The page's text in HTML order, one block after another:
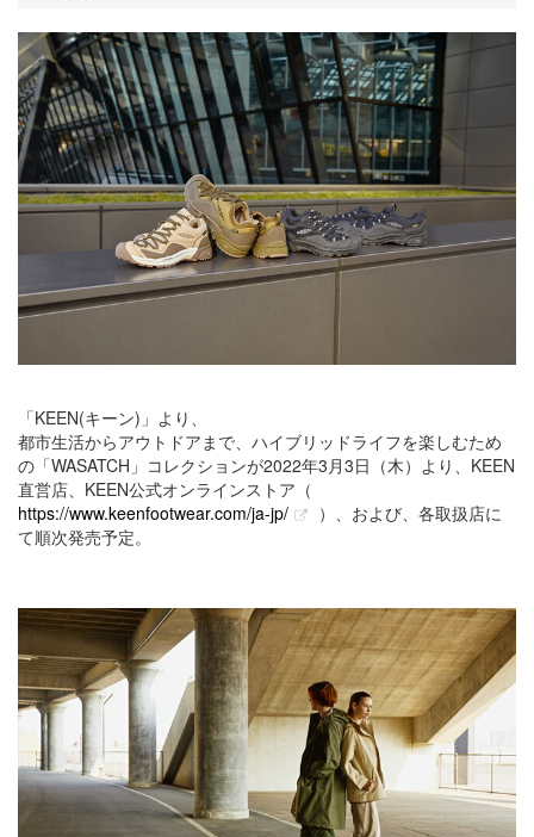
「KEEN(キーン)」より、
都市生活からアウトドアまで、ハイブリッドライフを楽しむため
の「WASATCH」コレクションが2022年3月3日（木）より、KEEN
直営店、KEEN公式オンラインストア（
https://www.keenfootwear.com/ja-jp/
）、および、各取扱店に
て順次発売予定。